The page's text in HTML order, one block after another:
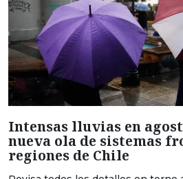
Intensas lluvias en
nueva ola de sistemas
regiones de Chile